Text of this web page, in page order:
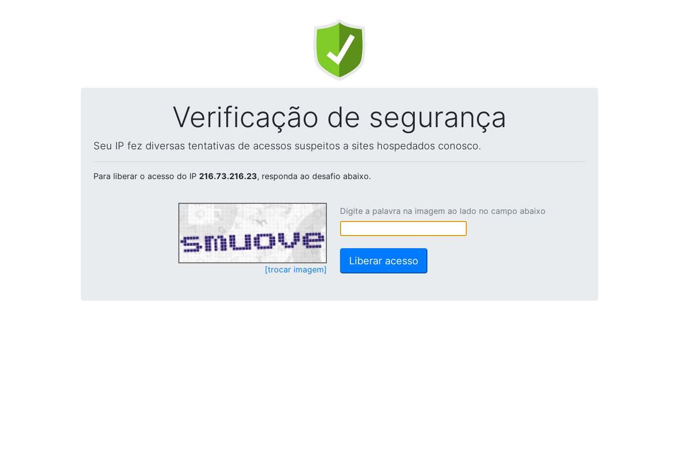
Verificação de segurança
Seu IP fez diversas tentativas de acessos suspeitos a sites hospedados conosco.
Para liberar o acesso do IP 216.73.216.23, responda ao desafio abaixo.
[trocar imagem]
Digite a palavra na imagem ao lado no campo abaixo